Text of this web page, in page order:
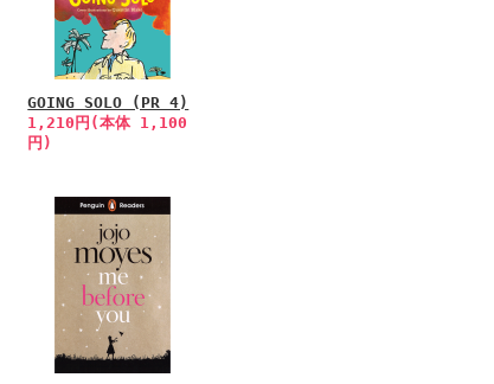
GOING SOLO (PR 4)
1,210円(本体 1,100
円)